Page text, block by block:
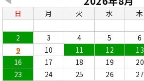
日 月 火 水 木
2
3 4 5 6
9
10 11 12 13
16
17 18 19 20
23
24 25 26 27